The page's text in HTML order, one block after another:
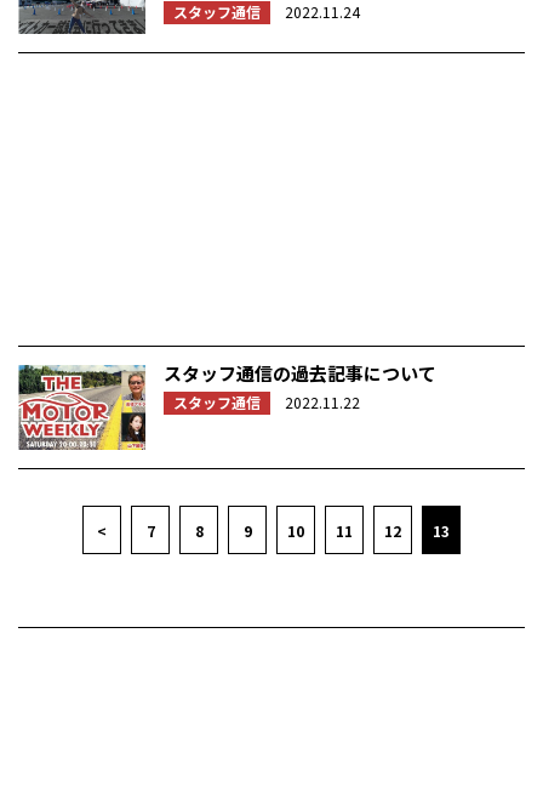
スタッフ通信 2022.11.24
スタッフ通信の過去記事について
スタッフ通信 2022.11.22
< 7 8 9 10 11 12 13